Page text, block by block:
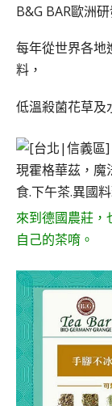
B&G BAR歐洲
每年從世界各地
料，
低溫殺菌花草及
來到德國農莊，
自己的茶唷。